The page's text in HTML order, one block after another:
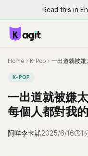
Read this in
Home K-Pop
K-POP
一出道就被嫌
每個人都對我
阿咩李卡諾2025/6/16 1